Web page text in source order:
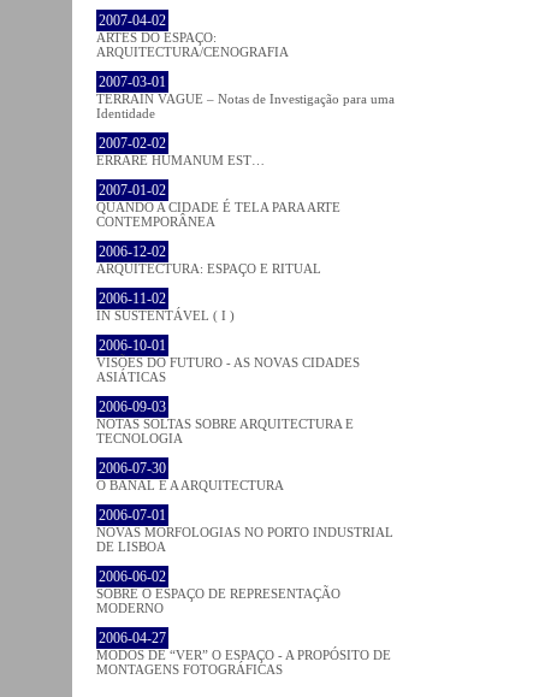
2007-04-02
ARTES DO ESPAÇO:
ARQUITECTURA/CENOGRAFIA
2007-03-01
TERRAIN VAGUE – Notas de Investigação para uma
Identidade
2007-02-02
ERRARE HUMANUM EST…
2007-01-02
QUANDO A CIDADE É TELA PARA ARTE
CONTEMPORÂNEA
2006-12-02
ARQUITECTURA: ESPAÇO E RITUAL
2006-11-02
IN SUSTENTÁVEL ( I )
2006-10-01
VISÕES DO FUTURO - AS NOVAS CIDADES
ASIÁTICAS
2006-09-03
NOTAS SOLTAS SOBRE ARQUITECTURA E
TECNOLOGIA
2006-07-30
O BANAL E A ARQUITECTURA
2006-07-01
NOVAS MORFOLOGIAS NO PORTO INDUSTRIAL
DE LISBOA
2006-06-02
SOBRE O ESPAÇO DE REPRESENTAÇÃO
MODERNO
2006-04-27
MODOS DE “VER” O ESPAÇO - A PROPÓSITO DE
MONTAGENS FOTOGRÁFICAS